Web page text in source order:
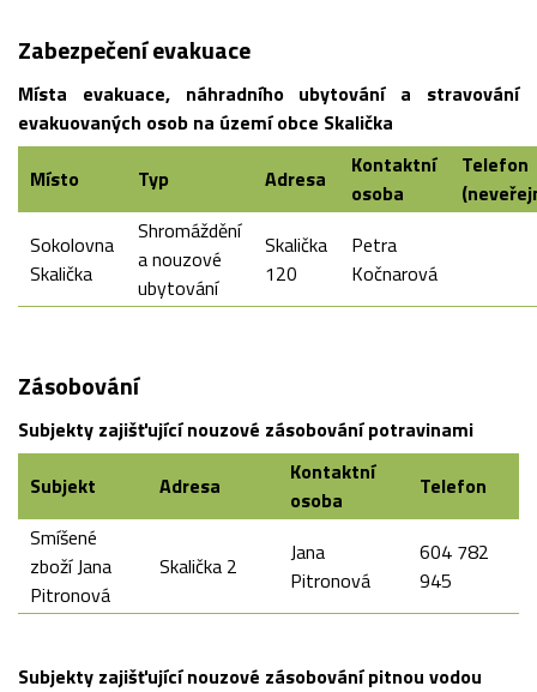
Zabezpečení evakuace
Místa evakuace, náhradního ubytování a stravování
evakuovaných osob na území obce Skalička
Místo
Typ Adresa
Kontaktní
osoba
Telefon
Sokolovna
Skalička
Shromáždění
a nouzové
ubytování
Skalička
120
Petra
Kočnarová
Zásobování
Subjekty zajišťující nouzové zásobování potravinami
Subjekt
Adresa
Kontaktní
osoba
Telefon
Smíšené
zboží Jana
Pitronová
Skalička 2
Jana
Pitronová
604 782
945
Subjekty zajišťující nouzové zásobování pitnou vodou